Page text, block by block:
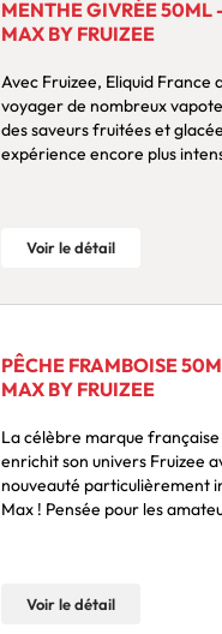
MENTHE GIVRÉE 50ML
MAX BY FRUIZEE
Avec Fruizee, Eliquid France
voyager de nombreux
des saveurs fruitées et
expérience encore plus
Voir le détail
PÊCHE FRAMBOISE
MAX BY FRUIZEE
La célèbre marque française
enrichit son univers Fruizee
nouveauté particulièrement
Max ! Pensée pour les
Voir le détail